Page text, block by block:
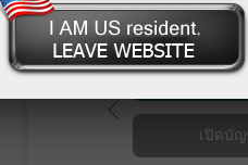
เปิดบัญ
เปิดบัญ